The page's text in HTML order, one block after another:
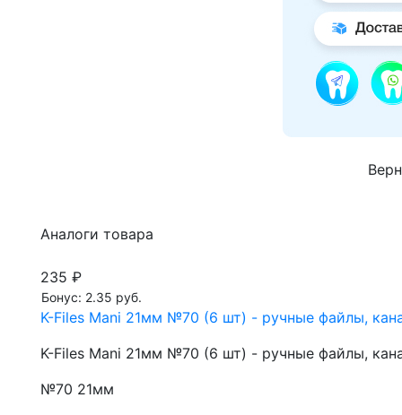
Аналоги товара
235 ₽
Бонус: 2.35 руб.
K-Files Mani 21мм №70 (6 шт) - ручные файлы,
K-Files Mani 21мм №70 (6 шт) - ручные файлы,
№70 21мм